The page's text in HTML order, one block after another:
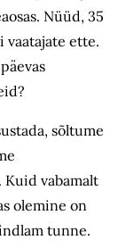
Nüüd, 35
vaatajate ette.
sõltume
Kuid vabamalt
olemine on
tunne.